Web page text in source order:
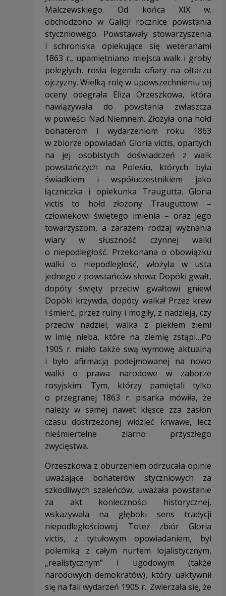
Malczewskiego. Od końca XIX w.
obchodzono w Galicji rocznice powstania
styczniowego. Powstawały stowarzyszenia
i schroniska opiekujące się weteranami
1863 r., upamiętniano miejsca walk i groby
poległych, rosła legenda ofiary na ołtarzu
ojczyzny. Wielką rolę w upowszechnieniu tej
oceny odegrała Eliza Orzeszkowa, która
nawiązywała do powstania zwłaszcza
w powieści Nad Niemnem. Złożyła ona hołd
bohaterom i wydarzeniom roku 1863
w zbiorze opowiadań Gloria victis, opartych
na jej osobistych doświadczeń z walk
powstańczych na Polesiu, których była
świadkiem i współuczestnikiem jako
łączniczka i opiekunka Traugutta. Gloria
victis to hołd złożony Trauguttowi –
człowiekowi świętego imienia – oraz jego
towarzyszom, a zarazem rodzaj wyznania
wiary w słuszność czynnej walki
o niepodległość. Przekonana o obowiązku
walki o niepodległość, włożyła w usta
jednego z powstańców słowa: Dopóki gwałt,
dopóty święty przeciw gwałtowi gniew!
Dopóki krzywda, dopóty walka! Przez krew
i śmierć, przez ruiny i mogiły, z nadzieją, czy
przeciw nadziei, walka z piekłem ziemi
w imię nieba, które na ziemię zstąpi…Po
1905 r. miało także swą wymowę aktualną
i było afirmacją podejmowanej na nowo
walki o prawa narodowe w zaborze
rosyjskim. Tym, którzy pamiętali tylko
o przegranej 1863 r. pisarka mówiła, że
należy w samej nawet klęsce zza zasłon
czasu dostrzeżonej widzieć krwawe, lecz
nieśmiertelne ziarno przyszłego
zwycięstwa.
Orzeszkowa z oburzeniem odrzucała opinie
uważające bohaterów styczniowych za
szkodliwych szaleńców, uważała powstanie
za akt konieczności historycznej,
wskazywała na głęboki sens tradycji
niepodległościowej. Toteż zbiór Gloria
victis, z tytułowym opowiadaniem, był
polemiką z całym nurtem lojalistycznym,
„realistycznym” i ugodowym (także
narodowych demokratów), który uaktywnił
się na fali wydarzeń 1905 r.. Zwierzała się, że